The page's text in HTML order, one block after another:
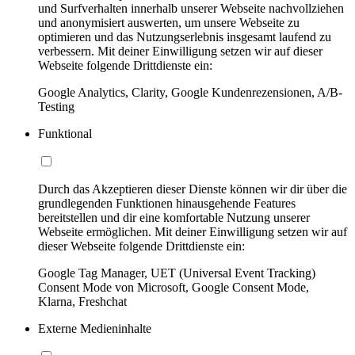
und Surfverhalten innerhalb unserer Webseite nachvollziehen
und anonymisiert auswerten, um unsere Webseite zu
optimieren und das Nutzungserlebnis insgesamt laufend zu
verbessern. Mit deiner Einwilligung setzen wir auf dieser
Webseite folgende Drittdienste ein:
Google Analytics, Clarity, Google Kundenrezensionen, A/B-
Testing
Funktional
Durch das Akzeptieren dieser Dienste können wir dir über die
grundlegenden Funktionen hinausgehende Features
bereitstellen und dir eine komfortable Nutzung unserer
Webseite ermöglichen. Mit deiner Einwilligung setzen wir auf
dieser Webseite folgende Drittdienste ein:
Google Tag Manager, UET (Universal Event Tracking)
Consent Mode von Microsoft, Google Consent Mode,
Klarna, Freshchat
Externe Medieninhalte